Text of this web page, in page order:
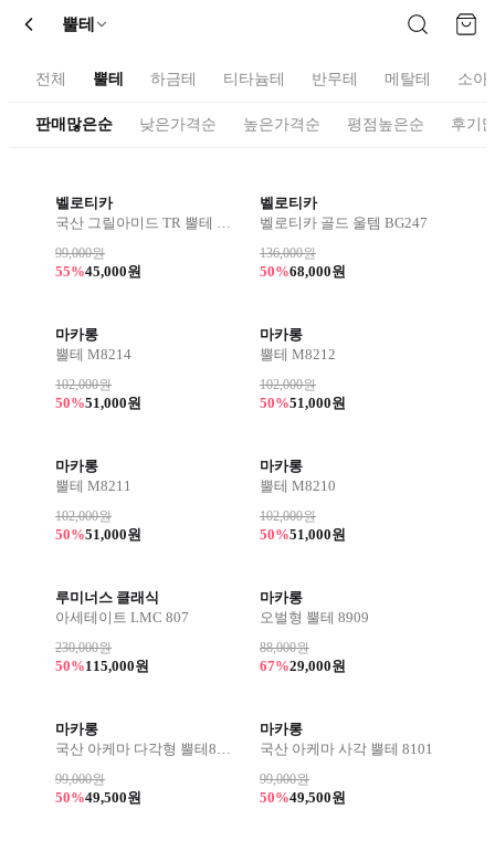
뿔테
전체 뿔테 하금테 티타늄테 반무테 메탈테 소아
판매많은순 낮은가격순 높은가격순 평점높은순 후기
벨로티카
국산 그릴아미드 TR 뿔테 8313
99,000원
55%45,000원
벨로티카
벨로티카 골드 울템 BG247
136,000원
50%68,000원
마카롱
뿔테 M8214
102,000원
50%51,000원
마카롱
뿔테 M8212
102,000원
50%51,000원
마카롱
뿔테 M8211
102,000원
50%51,000원
마카롱
뿔테 M8210
102,000원
50%51,000원
루미너스 클래식
아세테이트 LMC 807
230,000원
50%115,000원
마카롱
오벌형 뿔테 8909
88,000원
67%29,000원
마카롱
국산 아케마 다각형 뿔테8102
99,000원
50%49,500원
마카롱
국산 아케마 사각 뿔테 8101
99,000원
50%49,500원